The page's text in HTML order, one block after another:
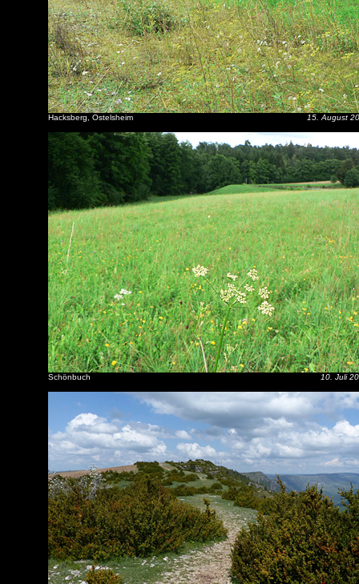
Hacksberg, Ostelsheim 15. August
Schönbuch 10. Juli